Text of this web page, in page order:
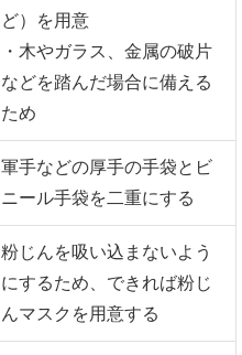
ど）を用意
・木やガラス、金属の破片
などを踏んだ場合に備える
ため
軍手などの厚手の手袋とビ
ニール手袋を二重にする
粉じんを吸い込まないよう
にするため、できれば粉じ
んマスクを用意する